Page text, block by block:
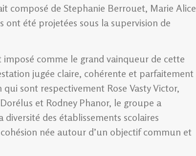
composé de Stephanie Berrouet, Marie Alice
ont été projetées sous la supervision de
imposé comme le grand vainqueur de cette
jugée claire, cohérente et parfaitement
sont respectivement Rose Vasty Victor,
et Rodney Phanor, le groupe a
des établissements scolaires
née autour d’un objectif commun et